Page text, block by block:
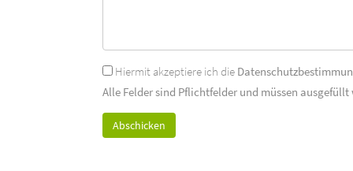
Hiermit akzeptiere ich die
Alle Felder sind Pflichtfelder und müssen ausgefüllt